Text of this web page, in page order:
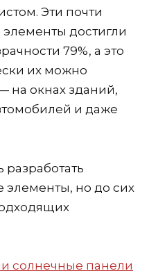
Эти почти
достигли
79%, а это
их можно
на окнах зданий,
и даже
но до сих